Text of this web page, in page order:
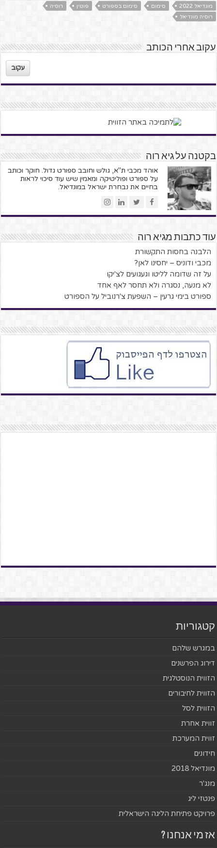
מונדיאל 2022
סימום סימום בספורט פוטין
רוסיה
רוסיה מונדיאל
עקוב אחרי הכותב
עקוב
בקטנה על גיא רוה
אוהד מכבי ת"א, גולש וחובב ספורט גדול. חוקר וכותב
על ספורט ופוליטיקה ומאמין שיש עוד סיכוי לראות
בחיים את נבחרת ישראל במונדיאל.
עוד כתבות מגיא רוה
הלבנה בחסות התקשורת
מכבי ודוניס – יחסינו לאן?
על זה שדומה לליטו וגעגועים לצ'יקו
לא מנעה, נסגרה ולא תחסר לאף אחד
ספורט בימי גרעין – השפעת צ'רנוביל על הספורט
קטגוריות
במגרש שלהם
דירוג הפרשנים
הזווית הנוסטלגית
הזווית לחיבורים
הזווית לסל
זווית אחרת
זווית המערכת
חידונים
מונדיאל 2018
מנג'ר
פנטזי ליג
פרויקט פתיחת הליגה הישראלית
אז מי אנחנו ?